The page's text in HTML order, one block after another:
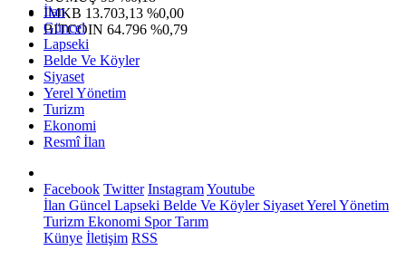
IMKB 13.703,13 %0,00
BITCOIN 64.796 %0,79
İlan
Güncel
Lapseki
Belde Ve Köyler
Siyaset
Yerel Yönetim
Turizm
Ekonomi
Resmî İlan
Facebook Twitter InstagramYoutube
İlan Güncel Lapseki Belde Ve KöylerSiyasetYerel Yönetim
Turizm Ekonomi SporTarım
Künye İletişim RSS